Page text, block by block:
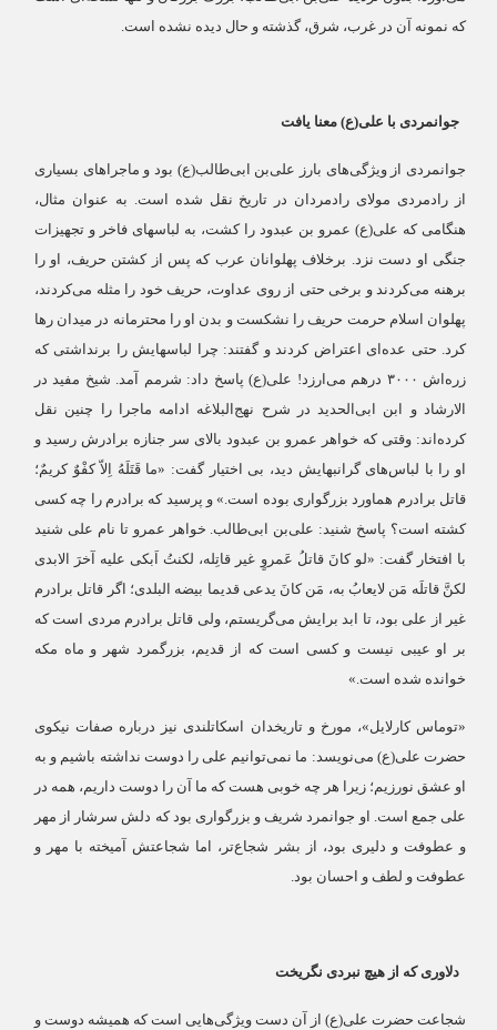
كه نمونه آن در غرب، شرق، گذشته و حال دیده نشده است.
جوانمردی با علی(ع) معنا یافت
جوانمردی از ویژگی‌های بارز علی‌بن ابی‌طالب(ع) بود و ماجرا‌های بسیاری
از رادمردی مولای رادمردان در تاریخ نقل شده است. به عنوان مثال،
هنگامی که علی(ع) عمرو بن عبدود را کشت، به لباسهای فاخر و تجهیزات
جنگی او دست نزد. برخلاف پهلوانان عرب که پس از کشتن حریف، او را
برهنه می‌کردند و برخی حتی از روی عداوت، حریف خود را مثله می‌کردند،
پهلوان اسلام حرمت حریف را نشکست و بدن او را محترمانه در میدان رها
کرد. حتی عده‌ای اعتراض کردند و گفتند: چرا لباسهایش را برنداشتی که
زره‌اش۳۰۰۰درهم می‌ارزد! علی(ع) پاسخ داد: شرمم آمد. شیخ مفید در
الارشاد و ابن ابی‌الحدید در شرح نهج‌البلاغه ادامه ماجرا را چنین نقل
کرده‌اند: وقتی که خواهر عمرو بن عبدود بالای سر جنازه برادرش رسید و
او را با لباس‌های گرانبهایش دید، بی اختیار گفت: «ما قَتَلَهُ اِلاّ کفْوٌ کریمٌ؛
قاتل برادرم هماورد بزرگواری بوده است.» و پرسید که برادرم را چه کسی
کشته است؟ پاسخ شنید: علی‌بن ابی‌طالب. خواهر عمرو تا نام علی شنید
با افتخار گفت: «لو کانَ قاتلُ عَمروٍ غیر قاتِله، لکنتُ اَبکی علیه آخرَ الابدی
لکنَّ قاتلَه مَن لایعابُ به، مَن کانَ یدعی قدیما بیضه البلدی؛ اگر قاتل برادرم
غیر از علی بود، تا ابد برایش می‌گریستم، ولی قاتل برادرم مردی است که
بر او عیبی نیست و کسی است که از قدیم، بزرگمرد شهر و ماه مکه
خوانده شده است.»
«توماس کارلایل»، مورخ و تاریخدان اسکاتلندی نیز درباره صفات نیکوی
حضرت علی(ع) می‌نویسد: ما نمی‌توانیم علی را دوست نداشته باشیم و به
او عشق نورزیم؛ زیرا هر چه خوبی هست که ما آن را دوست داریم، همه در
علی جمع است. او جوانمرد شریف و بزرگواری بود که دلش سرشار از مهر
و عطوفت و دلیری بود، از بشر شجاع‌تر، اما شجاعتش آمیخته با مهر و
عطوفت و لطف و احسان بود.
دلاوری که از هیچ نبردی نگریخت
شجاعت حضرت علی(ع) از آن دست ویژگی‌هایی است که همیشه دوست و